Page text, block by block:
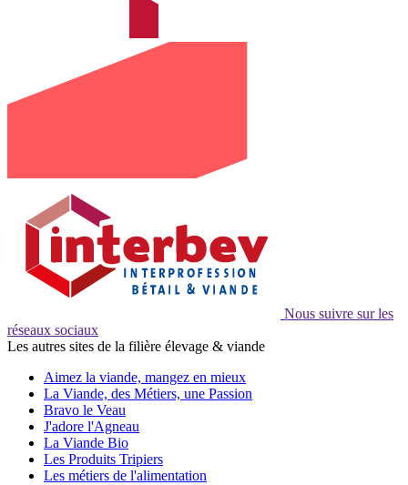
Nous suivre sur les
réseaux sociaux
Les autres sites de la filière élevage & viande
Aimez la viande, mangez en mieux
La Viande, des Métiers, une Passion
Bravo le Veau
J'adore l'Agneau
La Viande Bio
Les Produits Tripiers
Les métiers de l'alimentation